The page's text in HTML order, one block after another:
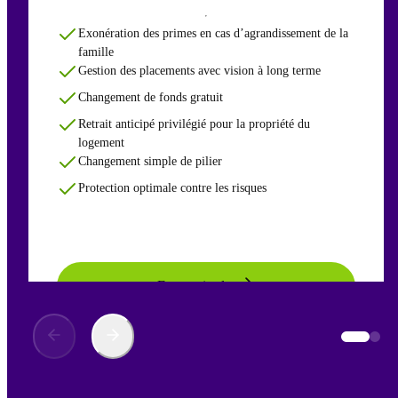
Exonération des primes en cas d’agrandissement de la
famille
Gestion des placements avec vision à long terme
Changement de fonds gratuit
Retrait anticipé privilégié pour la propriété du
logement
Changement simple de pilier
Protection optimale contre les risques
En savoir plus